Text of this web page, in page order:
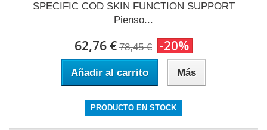
SPECIFIC COD SKIN FUNCTION SUPPORT
Pienso...
62,76 € 78,45 € -20%
Añadir al carrito Más
PRODUCTO EN STOCK